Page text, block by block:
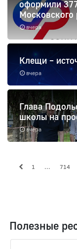
вчера
оформили
Московского
вчера
Клещи –
вчера
Глава
школы на
1 ... 714
Полезные